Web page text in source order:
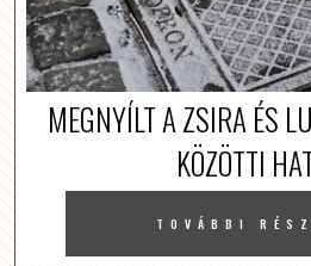
MEGNYÍLT A ZSIRA ÉS
KÖZÖTTI
TOVÁBBI